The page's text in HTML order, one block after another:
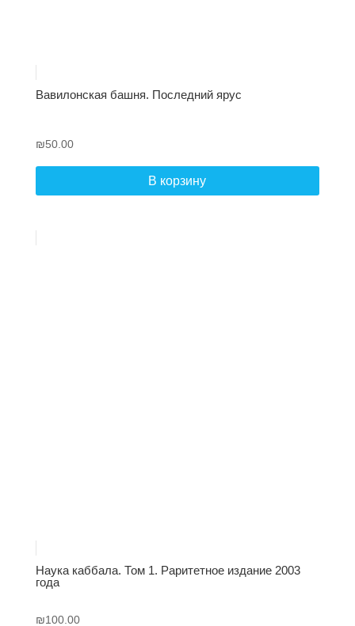
Вавилонская башня. Последний ярус
₪50.00
В корзину
Наука каббала. Том 1. Раритетное издание 2003
года
₪100.00